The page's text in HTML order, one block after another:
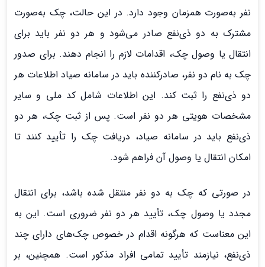
نفر به‌صورت همزمان وجود دارد. در این حالت، چک به‌صورت
مشترک به دو ذی‌نفع صادر می‌شود و هر دو نفر باید برای
انتقال یا وصول چک، اقدامات لازم را انجام دهند. برای صدور
چک به نام دو نفر، صادرکننده باید در سامانه صیاد اطلاعات هر
دو ذی‌نفع را ثبت کند. این اطلاعات شامل کد ملی و سایر
مشخصات هویتی هر دو نفر است. پس از ثبت چک، هر دو
ذی‌نفع باید در سامانه صیاد، دریافت چک را تأیید کنند تا
امکان انتقال یا وصول آن فراهم شود.
در صورتی که چک به دو نفر منتقل شده باشد، برای انتقال
مجدد یا وصول چک، تأیید هر دو نفر ضروری است. این به
این معناست که هرگونه اقدام در خصوص چک‌های دارای چند
ذی‌نفع، نیازمند تأیید تمامی افراد مذکور است. همچنین، بر